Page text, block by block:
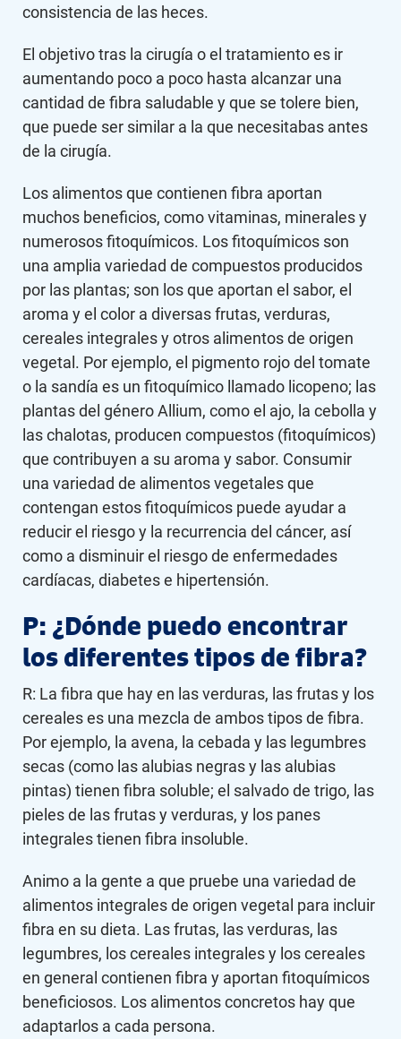
consistencia de las heces.
El objetivo tras la cirugía o el tratamiento es ir
aumentando poco a poco hasta alcanzar una
cantidad de fibra saludable y que se tolere bien,
que puede ser similar a la que necesitabas antes
de la cirugía.
Los alimentos que contienen fibra aportan
muchos beneficios, como vitaminas, minerales y
numerosos fitoquímicos. Los fitoquímicos son
una amplia variedad de compuestos producidos
por las plantas; son los que aportan el sabor, el
aroma y el color a diversas frutas, verduras,
cereales integrales y otros alimentos de origen
vegetal. Por ejemplo, el pigmento rojo del tomate
o la sandía es un fitoquímico llamado licopeno; las
plantas del género Allium, como el ajo, la cebolla y
las chalotas, producen compuestos (fitoquímicos)
que contribuyen a su aroma y sabor. Consumir
una variedad de alimentos vegetales que
contengan estos fitoquímicos puede ayudar a
reducir el riesgo y la recurrencia del cáncer, así
como a disminuir el riesgo de enfermedades
cardíacas, diabetes e hipertensión.
P: ¿Dónde puedo encontrar
los diferentes tipos de fibra?
R: La fibra que hay en las verduras, las frutas y los
cereales es una mezcla de ambos tipos de fibra.
Por ejemplo, la avena, la cebada y las legumbres
secas (como las alubias negras y las alubias
pintas) tienen fibra soluble; el salvado de trigo, las
pieles de las frutas y verduras, y los panes
integrales tienen fibra insoluble.
Animo a la gente a que pruebe una variedad de
alimentos integrales de origen vegetal para incluir
fibra en su dieta. Las frutas, las verduras, las
legumbres, los cereales integrales y los cereales
en general contienen fibra y aportan fitoquímicos
beneficiosos. Los alimentos concretos hay que
adaptarlos a cada persona.